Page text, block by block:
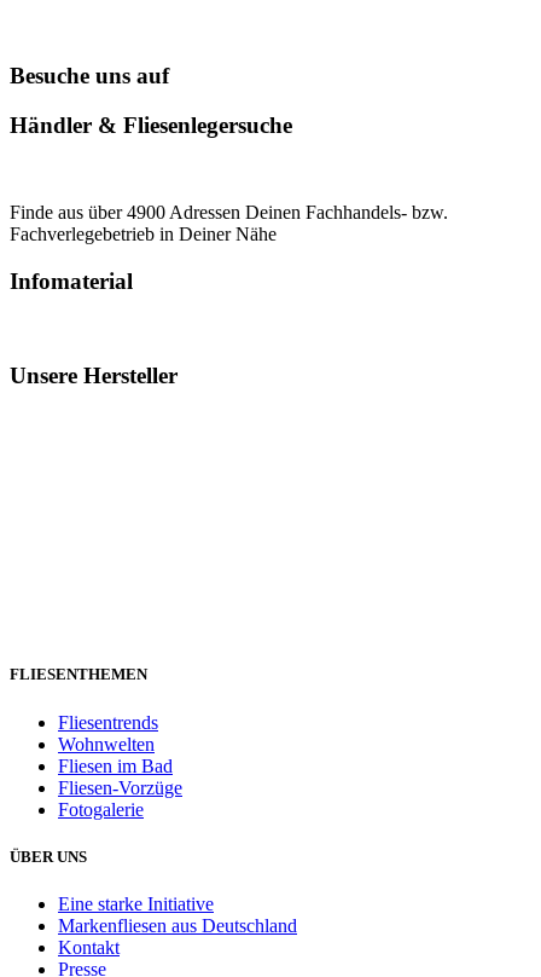
Besuche uns auf
Händler & Fliesenlegersuche
Finde aus über 4900 Adressen Deinen Fachhandels- bzw.
Fachverlegebetrieb in Deiner Nähe
Infomaterial
Unsere Hersteller
FLIESENTHEMEN
Fliesentrends
Wohnwelten
Fliesen im Bad
Fliesen-Vorzüge
Fotogalerie
ÜBER UNS
Eine starke Initiative
Markenfliesen aus Deutschland
Kontakt
Presse